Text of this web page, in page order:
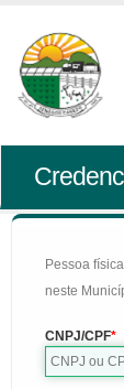
Pessoa
neste
CNPJ/CPF